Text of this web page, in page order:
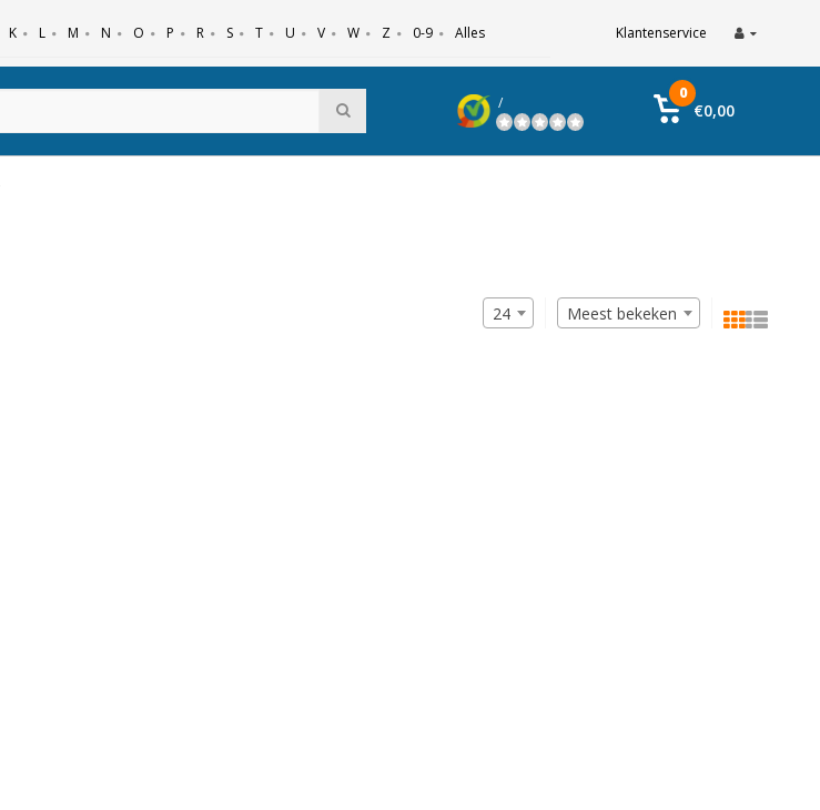
K L M N O P R S T U V W Z 0-9 Alles Klantenservice
/
0
€0,00
Meest bekeken
24